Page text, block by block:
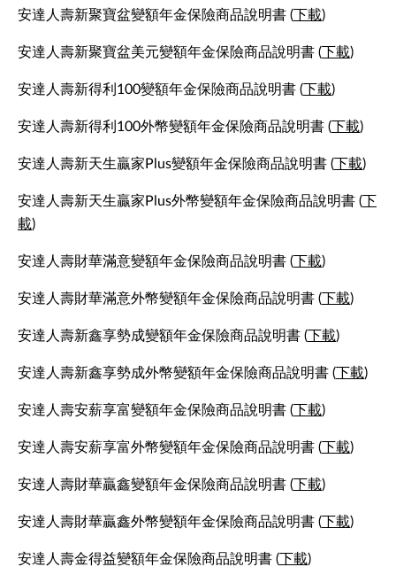
安達人壽新聚寶盆變額年金保險商品說明書 ( 下載)
安達人壽新聚寶盆美元變額年金保險商品說明書 ( 下載)
安達人壽新得利100變額年金保險商品說明書 ( 下載)
安達人壽新得利100外幣變額年金保險商品說明書 ( 下載)
安達人壽新天生贏家Plus變額年金保險商品說明書 ( 下載)
安達人壽新天生贏家Plus外幣變額年金保險商品說明書 ( 下
載)
安達人壽財華滿意變額年金保險商品說明書 ( 下載)
安達人壽財華滿意外幣變額年金保險商品說明書 ( 下載)
安達人壽新鑫享勢成變額年金保險商品說明書 ( 下載)
安達人壽新鑫享勢成外幣變額年金保險商品說明書 ( 下載)
安達人壽安薪享富變額年金保險商品說明書 ( 下載)
安達人壽安薪享富外幣變額年金保險商品說明書 ( 下載)
安達人壽財華贏鑫變額年金保險商品說明書 ( 下載)
安達人壽財華贏鑫外幣變額年金保險商品說明書 ( 下載)
安達人壽金得益變額年金保險商品說明書 ( 下載)